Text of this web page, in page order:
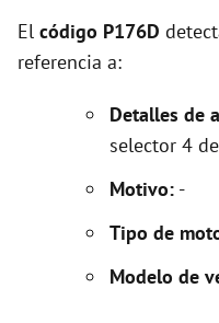
El código P176D
referencia a:
Detalles de
selector 4
Motivo: -
Tipo de
Modelo de